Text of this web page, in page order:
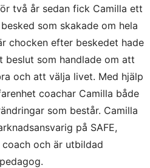
två år sedan fick Camilla ett
som skakade om hela
chocken efter beskedet hade
beslut som handlade om att
och att välja livet. Med hjälp
coachar Camilla både
som består. Camilla
på SAFE,
och är utbildad